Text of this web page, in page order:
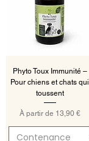
Phyto Toux Immunité –
Pour chiens et chats qui
toussent
À partir de 13,90 €
Prix promotionnel